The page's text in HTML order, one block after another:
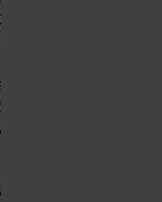
de fenêtre était
de fenêtres
tout en épiant
ont été
lors, elles ont
les régions
une